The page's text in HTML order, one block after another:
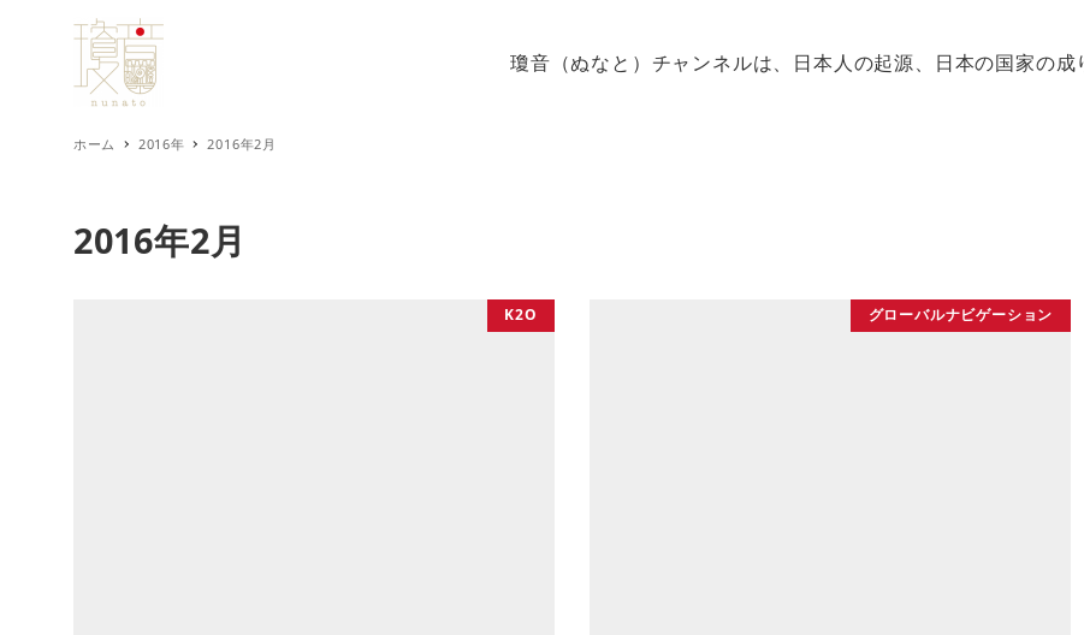
瓊音（ぬなと）チャンネルは、日本人の起源、日本の国家の成
ホーム 2016年 2016年2月
2016年2月
K2O グローバルナビゲーション